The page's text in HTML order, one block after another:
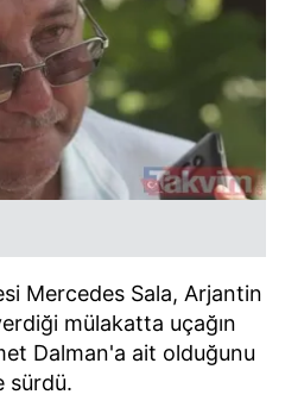
Mercedes Sala, Arjantin
mülakatta uçağın
Dalman'a ait olduğunu
sürdü.